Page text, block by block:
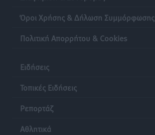
Όροι Χρήσης & Δήλωση Συμμόρφωσης
Πολιτική Απορρήτου & Cookies
Ειδήσεις
Τοπικές Ειδήσεις
Ρεπορτάζ
Αθλητικά